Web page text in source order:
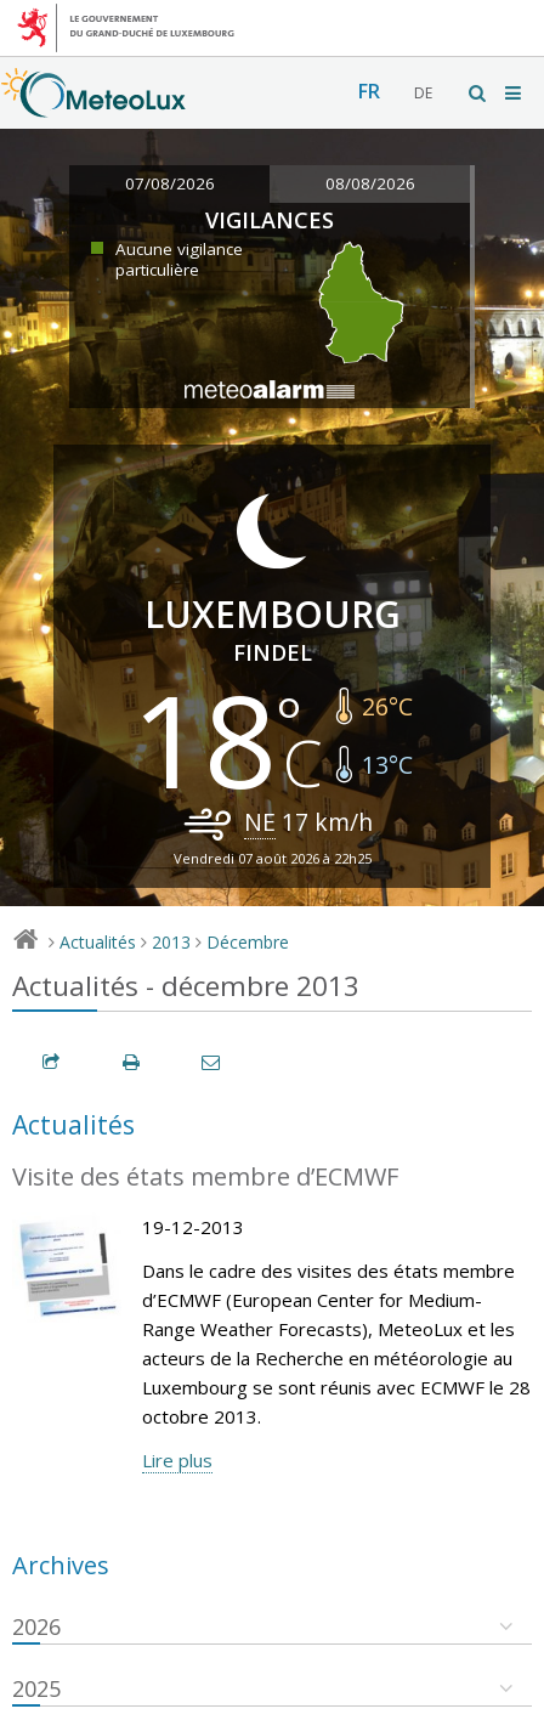
FR DE
07/08/2026 08/08/2026
VIGILANCES
Aucune vigilance
particulière
LUXEMBOURG
FINDEL
18 26°C
13°C
NE 17 km/h
Vendredi 07 août 2026 à 22h25
> Actualités > 2013 > Décembre
Actualités - décembre 2013
Actualités
Visite des états membre d’ECMWF
19-12-2013
Dans le cadre des visites des états membre
d’ECMWF (European Center for Medium-
Range Weather Forecasts), MeteoLux et les
acteurs de la Recherche en météorologie au
Luxembourg se sont réunis avec ECMWF le 28
octobre 2013.
Lire plus
Archives
2026
2025